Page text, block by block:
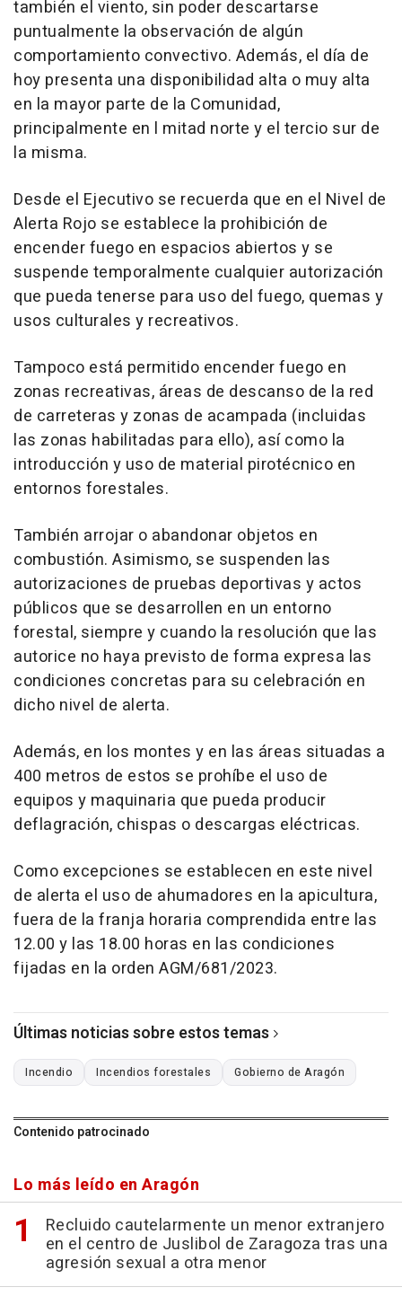
también el viento, sin poder descartarse
puntualmente la observación de algún
comportamiento convectivo. Además, el día de
hoy presenta una disponibilidad alta o muy alta
en la mayor parte de la Comunidad,
principalmente en l mitad norte y el tercio sur de
la misma.
Desde el Ejecutivo se recuerda que en el Nivel de
Alerta Rojo se establece la prohibición de
encender fuego en espacios abiertos y se
suspende temporalmente cualquier autorización
que pueda tenerse para uso del fuego, quemas y
usos culturales y recreativos.
Tampoco está permitido encender fuego en
zonas recreativas, áreas de descanso de la red
de carreteras y zonas de acampada (incluidas
las zonas habilitadas para ello), así como la
introducción y uso de material pirotécnico en
entornos forestales.
También arrojar o abandonar objetos en
combustión. Asimismo, se suspenden las
autorizaciones de pruebas deportivas y actos
públicos que se desarrollen en un entorno
forestal, siempre y cuando la resolución que las
autorice no haya previsto de forma expresa las
condiciones concretas para su celebración en
dicho nivel de alerta.
Además, en los montes y en las áreas situadas a
400 metros de estos se prohíbe el uso de
equipos y maquinaria que pueda producir
deflagración, chispas o descargas eléctricas.
Como excepciones se establecen en este nivel
de alerta el uso de ahumadores en la apicultura,
fuera de la franja horaria comprendida entre las
12.00 y las 18.00 horas en las condiciones
fijadas en la orden AGM/681/2023.
Últimas noticias sobre estos temas
Incendio Incendios forestales Gobierno de Aragón
Contenido patrocinado
Lo más leído en Aragón
Recluido cautelarmente un menor extranjero
en el centro de Juslibol de Zaragoza tras una
agresión sexual a otra menor